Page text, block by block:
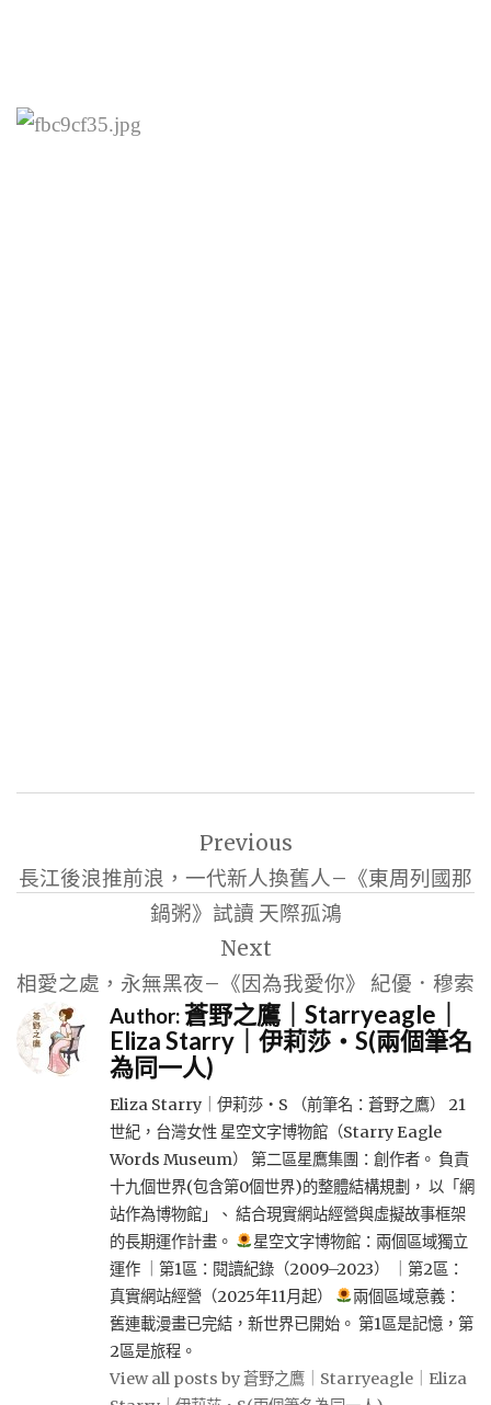
導
Previous
長江後浪推前浪，一代新人換舊人–《東周列國那
鍋粥》試讀 天際孤鴻
Next
相愛之處，永無黑夜–《因為我愛你》 紀優．穆索
Author:蒼野之鷹｜Starryeagle｜
Eliza Starry｜伊莉莎・S(兩個筆名
為同一人)
Eliza Starry｜伊莉莎・S （前筆名：蒼野之鷹） 21
世紀，台灣女性 星空文字博物館（Starry Eagle
Words Museum） 第二區星鷹集團：創作者。 負責
十九個世界(包含第0個世界)的整體結構規劃， 以「網
站作為博物館」、 結合現實網站經營與虛擬故事框架
的長期運作計畫。
星空文字博物館：兩個區域獨立
運作 ｜第1區：閱讀紀錄（2009–2023） ｜第2區：
真實網站經營（2025年11月起）
兩個區域意義：
舊連載漫畫已完結，新世界已開始。 第1區是記憶，第
2區是旅程。
View all posts by 蒼野之鷹｜Starryeagle｜Eliza